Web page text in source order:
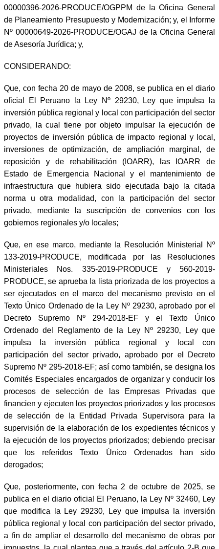
00000396-2026-PRODUCE/OGPPM de la Oficina General
de Planeamiento Presupuesto y Modernización; y, el Informe
Nº 00000649-2026-PRODUCE/OGAJ de la Oficina General
de Asesoría Jurídica; y,
CONSIDERANDO:
Que, con fecha 20 de mayo de 2008, se publica en el diario
oficial El Peruano la Ley Nº 29230, Ley que impulsa la
inversión pública regional y local con participación del sector
privado, la cual tiene por objeto impulsar la ejecución de
proyectos de inversión pública de impacto regional y local,
inversiones de optimización, de ampliación marginal, de
reposición y de rehabilitación (IOARR), las IOARR de
Estado de Emergencia Nacional y el mantenimiento de
infraestructura que hubiera sido ejecutada bajo la citada
norma u otra modalidad, con la participación del sector
privado, mediante la suscripción de convenios con los
gobiernos regionales y/o locales;
Que, en ese marco, mediante la Resolución Ministerial Nº
133-2019-PRODUCE, modificada por las Resoluciones
Ministeriales Nos. 335-2019-PRODUCE y 560-2019-
PRODUCE, se aprueba la lista priorizada de los proyectos a
ser ejecutados en el marco del mecanismo previsto en el
Texto Único Ordenado de la Ley Nº 29230, aprobado por el
Decreto Supremo Nº 294-2018-EF y el Texto Único
Ordenado del Reglamento de la Ley Nº 29230, Ley que
impulsa la inversión pública regional y local con
participación del sector privado, aprobado por el Decreto
Supremo Nº 295-2018-EF; así como también, se designa los
Comités Especiales encargados de organizar y conducir los
procesos de selección de las Empresas Privadas que
financien y ejecuten los proyectos priorizados y los procesos
de selección de la Entidad Privada Supervisora para la
supervisión de la elaboración de los expedientes técnicos y
la ejecución de los proyectos priorizados; debiendo precisar
que los referidos Texto Único Ordenados han sido
derogados;
Que, posteriormente, con fecha 2 de octubre de 2025, se
publica en el diario oficial El Peruano, la Ley Nº 32460, Ley
que modifica la Ley 29230, Ley que impulsa la inversión
pública regional y local con participación del sector privado,
a fin de ampliar el desarrollo del mecanismo de obras por